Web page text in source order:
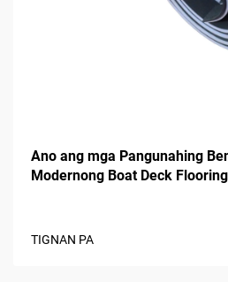
Ano ang mga Pangunahing
Modernong Boat Deck
TIGNAN PA